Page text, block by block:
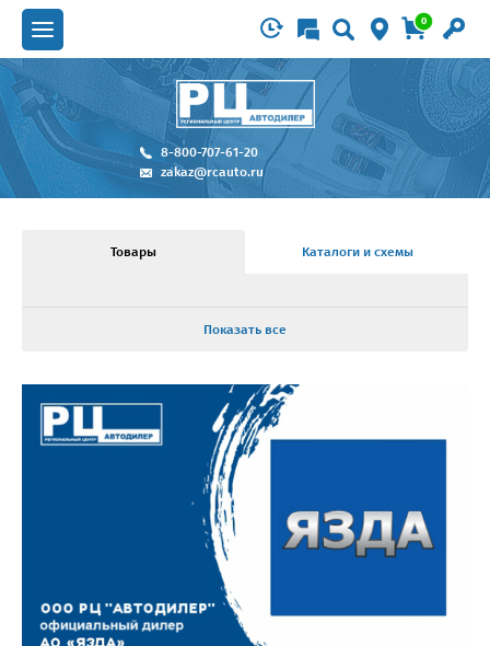
0
8-800-707-61-20
zakaz@rcauto.ru
Товары Каталоги и схемы
Показать все